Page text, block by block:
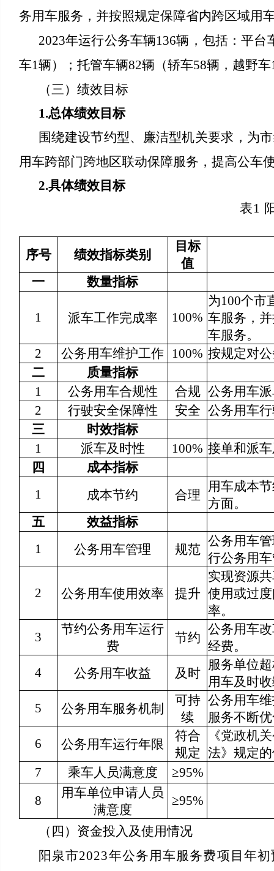
务用车服务，并按照规定保障省内跨区域用
2023年运行公务车辆136辆，包括：平
车1辆）；托管车辆82辆（轿车58辆，越野
（三）绩效目标
1.总体绩效目标
围绕建设节约型、廉洁型机关要求，为
用车跨部门跨地区联动保障服务，提高公车
2.具体绩效目标
表1
序号 绩效指标类别
目标
值
一
数量指标
1 派车工作完成率 100%
为100个市
车服务，
车服务。
2
公务用车维护工作 100% 按规定对
二
质量指标
1
公务用车合规性 合规 公务用车
2
行驶安全保障性 安全 公务用车
三
时效指标
1
派车及时性 100% 接单和派
四
成本指标
1
成本节约 合理
用车成本
方面。
五
效益指标
1
公务用车管理 规范
公务用车
行公务用
2 公务用车使用效率 提升
实现资源
使用或过
率。
3
节约公务用车运行
费
节约
公务用车
经费。
4
公务用车收益 及时
服务单位
用车及时
5
公务用车服务机制
可持
续
公务用车
服务不断
6
公务用车运行年限
符合
规定
《党政机
法》规定
7
乘车人员满意度
≥95%
8
用车单位申请人员
满意度
≥95%
（四）资金投入及使用情况
阳泉市2023年公务用车服务费项目年